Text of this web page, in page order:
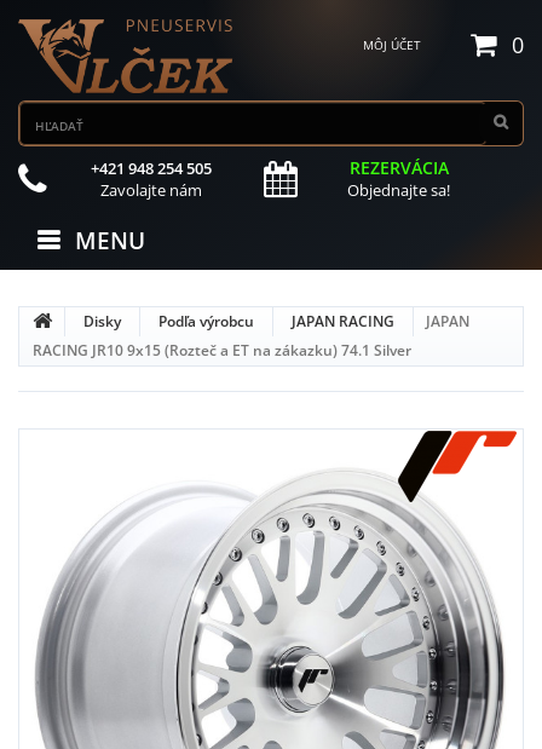
0
MÔJ ÚČET
+421 948 254 505
Zavolajte nám
REZERVÁCIA
Objednajte sa!
MENU
Disky Podľa výrobcu JAPAN RACING
JAPAN
RACING JR10 9x15 (Rozteč a ET na zákazku) 74.1 Silver